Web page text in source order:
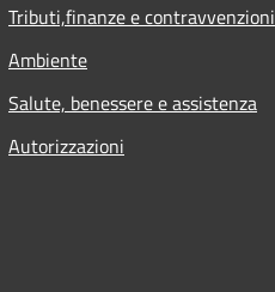
Tributi,finanze e contravvenzioni
Ambiente
Salute, benessere e assistenza
Autorizzazioni